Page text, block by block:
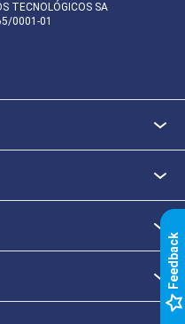
TECNOLÓGICOS SA
0001-01
k